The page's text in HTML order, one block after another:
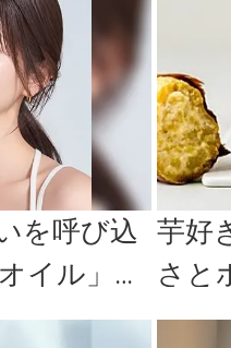
を呼び込
イル」が
芋好
さと
ない